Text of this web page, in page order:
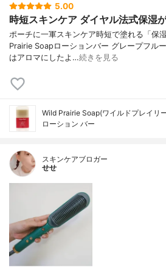
5.00
時短スキンケア ダイヤル法式保湿
ポーチに一軍スキンケア時短で塗れる「保
Prairie Soapローションバー グレープフル
はアロマにしたよ…続きを見る
Wild Prairie Soap(ワイルドプレイリ
ローション バー
スキンケアブロガー
せせ